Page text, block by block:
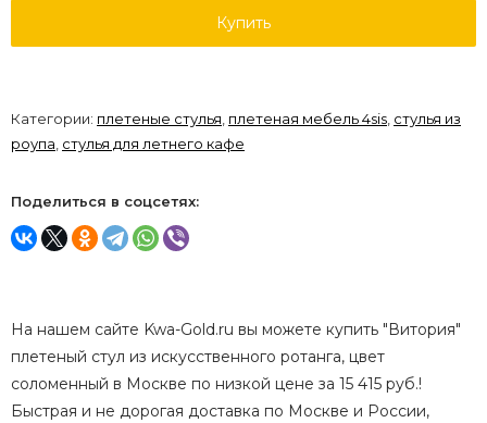
Купить
Категории: плетеные стулья, плетеная мебель 4sis, стулья из
роупа, стулья для летнего кафе
Поделиться в соцсетях:
На нашем сайте Kwa-Gold.ru вы можете купить "Витория"
плетеный стул из искусственного ротанга, цвет
соломенный в Москве по низкой цене за 15 415 руб.!
Быстрая и не дорогая доставка по Москве и России,